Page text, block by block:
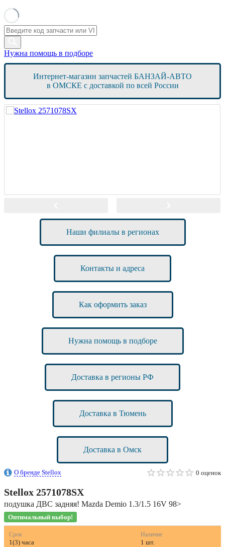
Нужна помощь в подборе
Интернет-магазин запчастей БАНЗАЙ-АВТО
в ОМСКЕ с доставкой по всей России
Наши филиалы в регионах
Контакты и адреса
Как оформить заказ
Нужна помощь в подборе
Доставка в регионы РФ
Доставка в Тюмень
Доставка в Омск
О бренде Stellox 0 оценок
Stellox 2571078SX
подушка ДВС задняя! Mazda Demio 1.3/1.5 16V 98>
Оптимальный выбор!
Срок
1(3) часа
Наличие
1 шт.